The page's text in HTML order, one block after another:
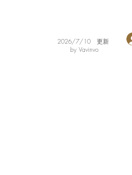
​2026/7/10 更新
by Vavinvo